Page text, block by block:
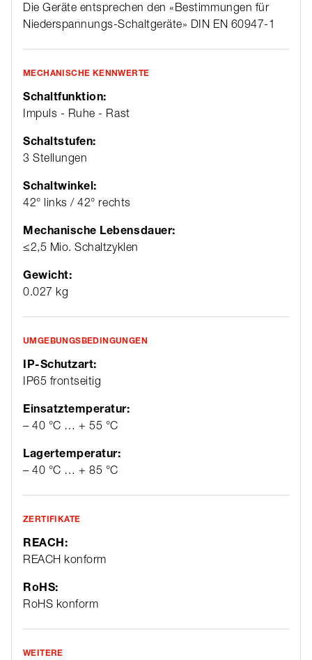
Die Geräte entsprechen den «Bestimmungen für
Niederspannungs-Schaltgeräte» DIN EN 60947-1
MECHANISCHE KENNWERTE
Schaltfunktion:
Impuls - Ruhe - Rast
Schaltstufen:
3 Stellungen
Schaltwinkel:
42° links / 42° rechts
Mechanische Lebensdauer:
≤2,5 Mio. Schaltzyklen
Gewicht:
0.027 kg
UMGEBUNGSBEDINGUNGEN
IP-Schutzart:
IP65 frontseitig
Einsatztemperatur:
– 40 °C … + 55 °C
Lagertemperatur:
– 40 °C … + 85 °C
ZERTIFIKATE
REACH:
REACH konform
RoHS:
RoHS konform
WEITERE